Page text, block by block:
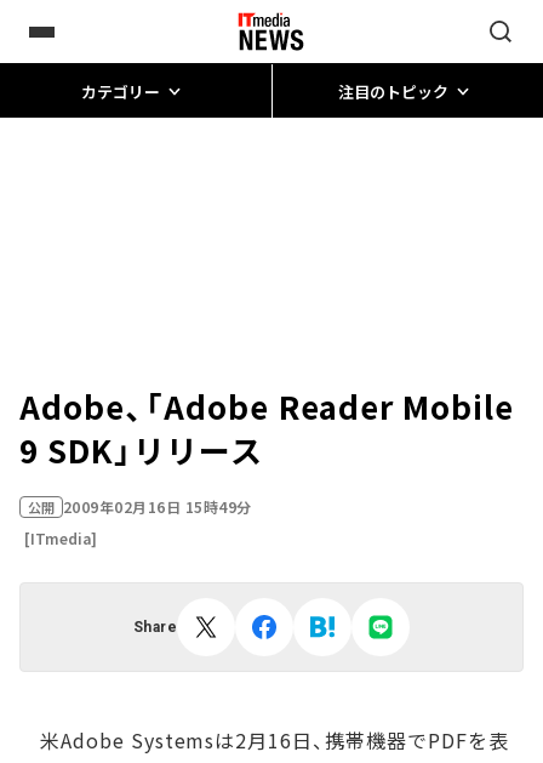
カテゴリー 注目のトピック
Adobe、「Adobe Reader Mobile
9 SDK」リリース
公開 2009年02月16日 15時49分
[ITmedia]
Share
米Adobe Systemsは2月16日、携帯機器でPDFを表